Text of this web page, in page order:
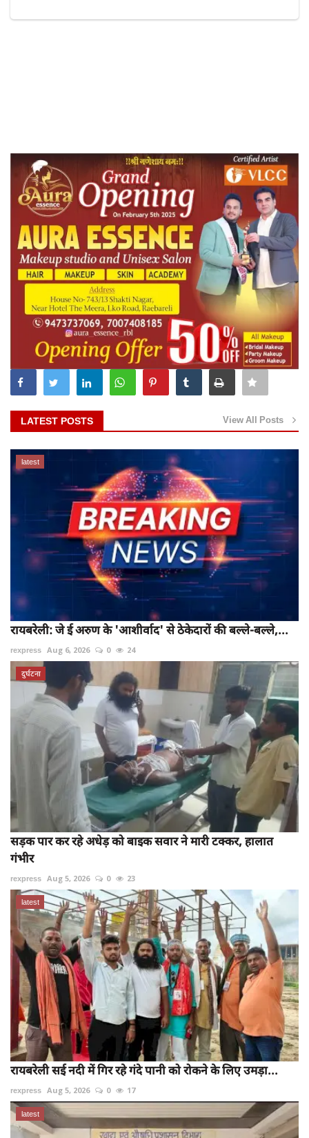
LATEST POSTS View All Posts
latest
रायबरेली: जे ई अरुण के 'आशीर्वाद' से ठेकेदारों की बल्ले-बल्ले,...
rexpress Aug 6, 2026 0 24
दुर्घटना
सड़क पार कर रहे अधेड़ को बाइक सवार ने मारी टक्कर, हालात
गंभीर
rexpress Aug 5, 2026 0 23
latest
रायबरेली सई नदी में गिर रहे गंदे पानी को रोकने के लिए उमड़ा...
rexpress Aug 5, 2026 0 17
latest